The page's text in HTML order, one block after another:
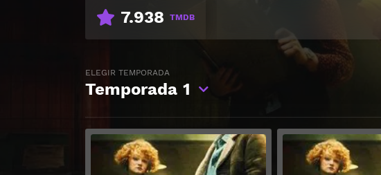
7.938 TMDB
ELEGIR TEMPORADA
Temporada 1
Ver